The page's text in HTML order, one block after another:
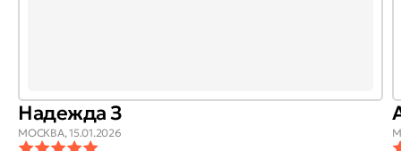
Надежда З
МОСКВА,15.01.2026